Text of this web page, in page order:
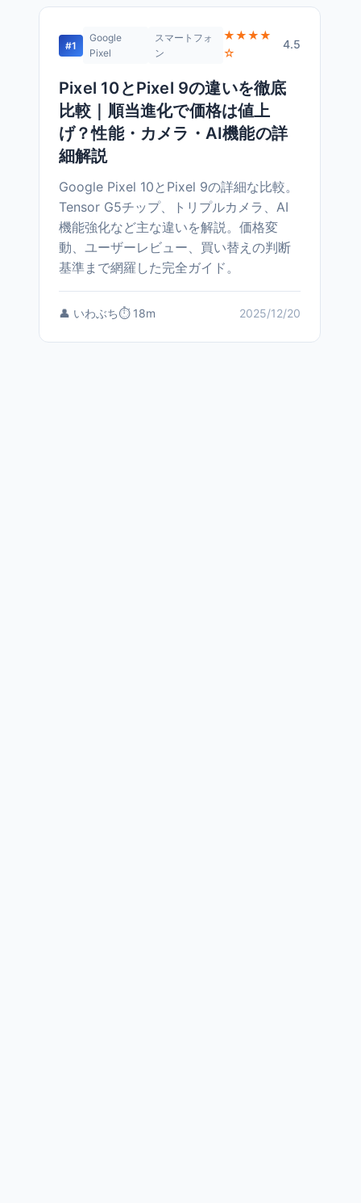
#1
Google
Pixel
スマートフォ
ン
★★★★
☆
4.5
Pixel 10とPixel 9の違いを徹底
比較｜順当進化で価格は値上
げ？性能・カメラ・AI機能の詳
細解説
Google Pixel 10とPixel 9の詳細な比較。
Tensor G5チップ、トリプルカメラ、AI
機能強化など主な違いを解説。価格変
動、ユーザーレビュー、買い替えの判断
基準まで網羅した完全ガイド。
👤 いわぶち⏱️ 18m 2025/12/20